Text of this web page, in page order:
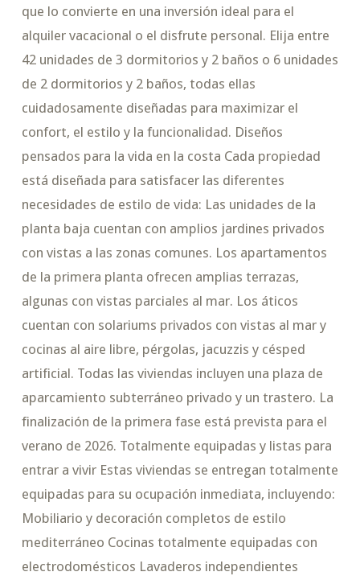
que lo convierte en una inversión ideal para el
alquiler vacacional o el disfrute personal. Elija entre
42 unidades de 3 dormitorios y 2 baños o 6 unidades
de 2 dormitorios y 2 baños, todas ellas
cuidadosamente diseñadas para maximizar el
confort, el estilo y la funcionalidad. Diseños
pensados para la vida en la costa Cada propiedad
está diseñada para satisfacer las diferentes
necesidades de estilo de vida: Las unidades de la
planta baja cuentan con amplios jardines privados
con vistas a las zonas comunes. Los apartamentos
de la primera planta ofrecen amplias terrazas,
algunas con vistas parciales al mar. Los áticos
cuentan con solariums privados con vistas al mar y
cocinas al aire libre, pérgolas, jacuzzis y césped
artificial. Todas las viviendas incluyen una plaza de
aparcamiento subterráneo privado y un trastero. La
finalización de la primera fase está prevista para el
verano de 2026. Totalmente equipadas y listas para
entrar a vivir Estas viviendas se entregan totalmente
equipadas para su ocupación inmediata, incluyendo:
Mobiliario y decoración completos de estilo
mediterráneo Cocinas totalmente equipadas con
electrodomésticos Lavaderos independientes